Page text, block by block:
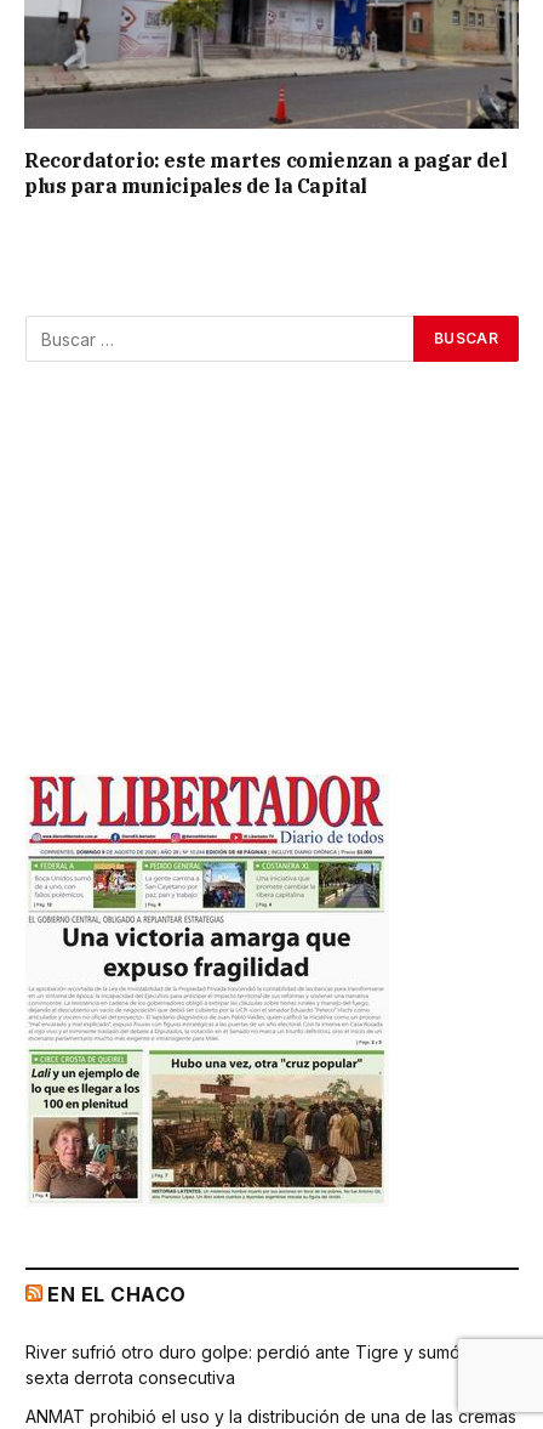
Recordatorio: este martes comienzan a pagar del
plus para municipales de la Capital
EN EL CHACO
River sufrió otro duro golpe: perdió ante Tigre y sumó la
sexta derrota consecutiva
ANMAT prohibió el uso y la distribución de una de las cremas